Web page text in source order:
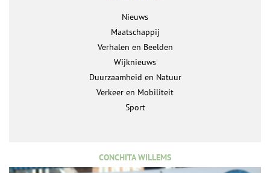
Nieuws
Maatschappij
Verhalen en Beelden
Wijknieuws
Duurzaamheid en Natuur
Verkeer en Mobiliteit
Sport
CONCHITA WILLEMS